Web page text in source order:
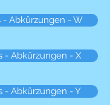
- Abkürzungen - W
- Abkürzungen - X
- Abkürzungen - Y